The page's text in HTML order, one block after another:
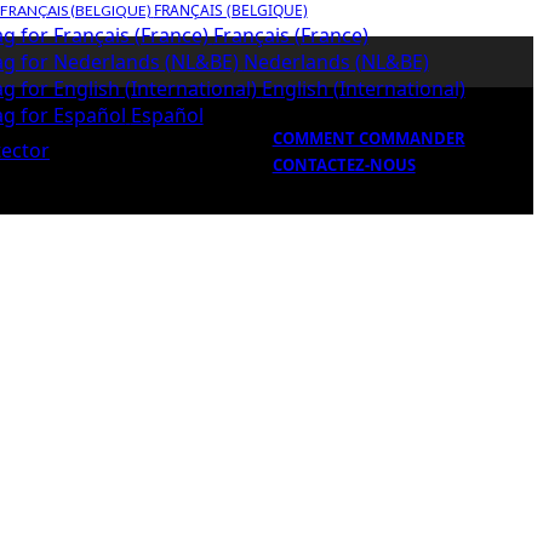
FRANÇAIS (BELGIQUE)
Français (France)
Nederlands (NL&BE)
English (International)
Español
COMMENT COMMANDER
CONTACTEZ-NOUS